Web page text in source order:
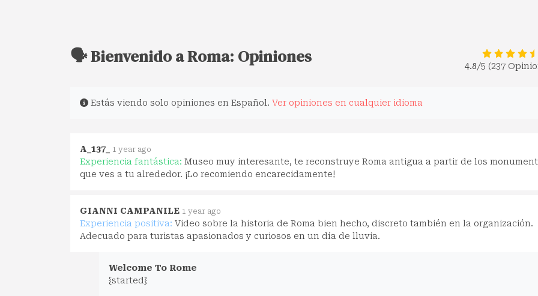
🗣️ Bienvenido a Roma: Opiniones 4.8/5 (237
Estás viendo solo opiniones en Español. Ver opiniones en cualquier idioma
A_137_ 1 year ago
Experiencia fantástica: Museo muy interesante, te reconstruye Roma antigua a partir de los
que ves a tu alrededor. ¡Lo recomiendo encarecidamente!
GIANNI CAMPANILE 1 year ago
Experiencia positiva: Video sobre la historia de Roma bien hecho, discreto también en la organización.
Adecuado para turistas apasionados y curiosos en un día de lluvia.
Welcome To Rome
{started}